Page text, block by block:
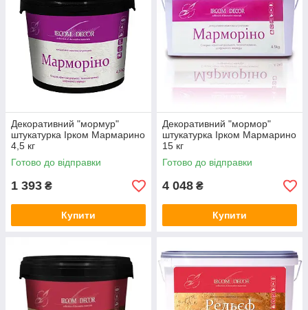
Декоративний "мормур"
штукатурка Ірком Мармарино
4,5 кг
Готово до відправки
1 393 ₴
Купити
Декоративний "мормор"
штукатурка Ірком Мармарино
15 кг
Готово до відправки
4 048 ₴
Купити